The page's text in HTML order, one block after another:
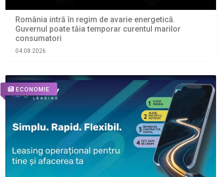
România intră în regim de avarie energetică.
Guvernul poate tăia temporar curentul marilor
consumatori
04.08.2026
ECONOMIE